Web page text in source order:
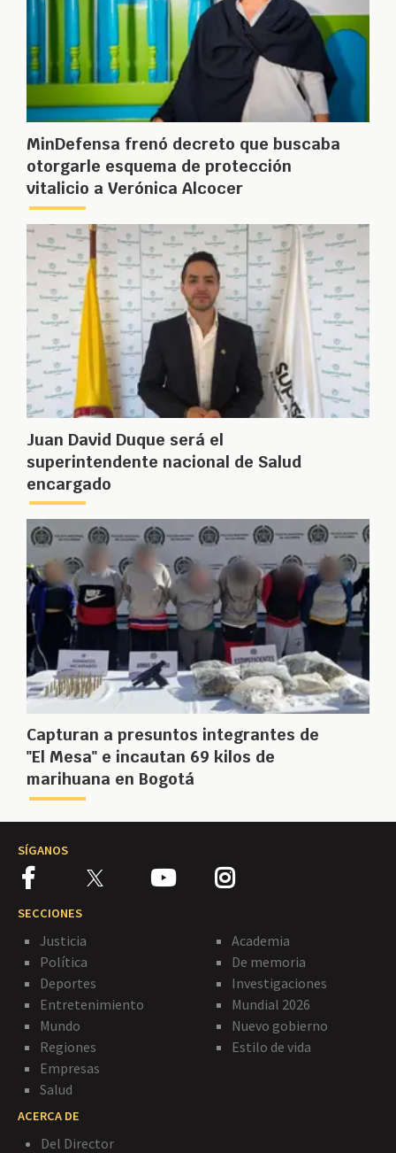
MinDefensa frenó decreto que buscaba
otorgarle esquema de protección
vitalicio a Verónica Alcocer
Juan David Duque será el
superintendente nacional de Salud
encargado
Capturan a presuntos integrantes de
"El Mesa" e incautan 69 kilos de
marihuana en Bogotá
SÍGANOS
SECCIONES
Justicia
Política
Deportes
Entretenimiento
Mundo
Regiones
Empresas
Salud
Academia
De memoria
Investigaciones
Mundial 2026
Nuevo gobierno
Estilo de vida
ACERCA DE
Del Director